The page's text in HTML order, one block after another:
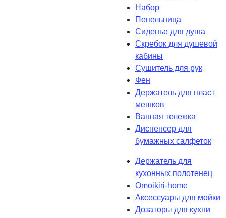
Набор
Пепельница
Сиденье для душа
Скребок для душевой
кабины
Сушитель для рук
Фен
Держатель для пласт
мешков
Ванная тележка
Диспенсер для
бумажных салфеток
Держатель для
кухонных полотенец
Omoikiri-home
Аксессуары для мойки
Дозаторы для кухни